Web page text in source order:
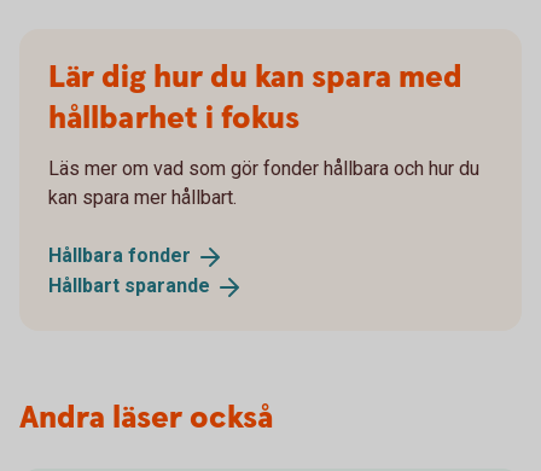
Lär dig hur du kan spara med
hållbarhet i fokus
Läs mer om vad som gör fonder hållbara och hur du
kan spara mer hållbart.
Hållbara fonder
Hållbart sparande
Andra läser också